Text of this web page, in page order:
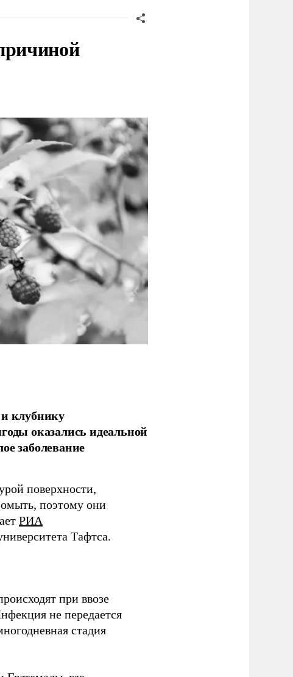
клубнику
оказались идеальной
заболевание
поверхности,
поэтому они
РИА
Тафтса.
при ввозе
не передается
стадия